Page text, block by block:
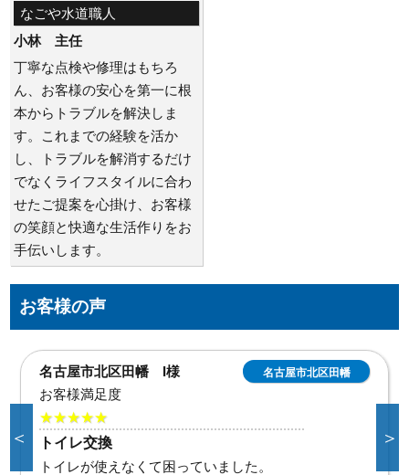
なごや水道職人
小林 主任
丁寧な点検や修理はもちろ
ん、お客様の安心を第一に根
本からトラブルを解決しま
す。これまでの経験を活か
し、トラブルを解消するだけ
でなくライフスタイルに合わ
せたご提案を心掛け、お客様
の笑顔と快適な生活作りをお
手伝いします。
お客様の声
名古屋市東区泉 T様 名古屋市東区泉
お客様満足度
★★★★★
トイレタンク水漏れ
的確な調査と見積もりで安心して作業して頂けまし
＜ ＞